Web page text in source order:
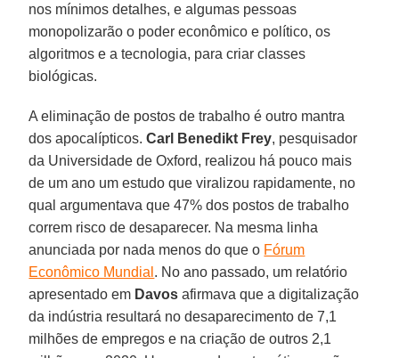
nos mínimos detalhes, e algumas pessoas
monopolizarão o poder econômico e político, os
algoritmos e a tecnologia, para criar classes
biológicas.
A eliminação de postos de trabalho é outro mantra
dos apocalípticos. Carl Benedikt Frey, pesquisador
da Universidade de Oxford, realizou há pouco mais
de um ano um estudo que viralizou rapidamente, no
qual argumentava que 47% dos postos de trabalho
correm risco de desaparecer. Na mesma linha
anunciada por nada menos do que o Fórum
Econômico Mundial . No ano passado, um relatório
apresentado em Davos afirmava que a digitalização
da indústria resultará no desaparecimento de 7,1
milhões de empregos e na criação de outros 2,1